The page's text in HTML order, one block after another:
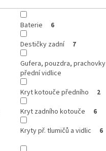
Baterie 6
Destičky zadní 7
Gufera, pouzdra, prachovky
přední vidlice
Kryt kotouče předního 2
Kryt zadního kotouče 6
Kryty př. tlumičů a vidlic 6